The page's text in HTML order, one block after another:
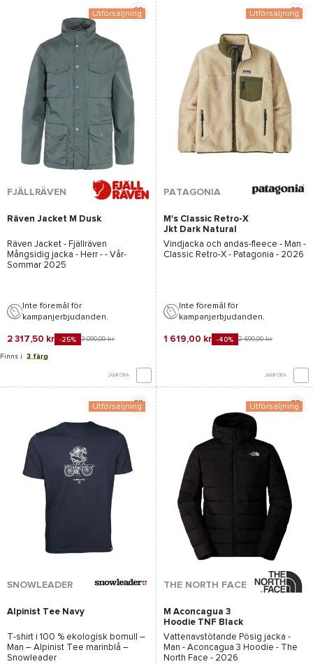
*Se villkor
Utförsäljning
FJÄLLRÄVEN
Räven Jacket M Dusk
Räven Jacket - Fjällräven
Mångsidig jacka - Herr - - Vår-
Sommar 2025
Inte föremål för
kampanjerbjudanden.
2 317,50 kr -25% 3 090,00 kr
Finns i 3 färg
JÄMFÖRA
Utförsäljning
PATAGONIA
M's Classic Retro-X
Jkt Dark Natural
w/Basin Green
Vindjacka och andas-fleece - Man -
Classic Retro-X - Patagonia - 2026
Inte föremål för
kampanjerbjudanden.
1 619,00 kr -40% 2 699,90 kr
JÄMFÖRA
Utförsäljning
SNOWLEADER
Alpinist Tee Navy
T-shirt i 100 % ekologisk bomull –
Man – Alpinist Tee marinblå –
Snowleader
Utförsäljning
THE NORTH FACE
M Aconcagua 3
Hoodie TNF Black
Vattenavstötande Pösig jacka -
Man - Aconcagua 3 Hoodie - The
North Face - 2026